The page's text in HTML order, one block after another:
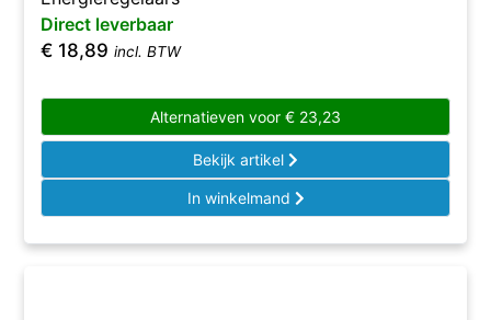
Direct leverbaar
€ 18,89 incl. BTW
Alternatieven voor € 23,23
Bekijk artikel
In winkelmand